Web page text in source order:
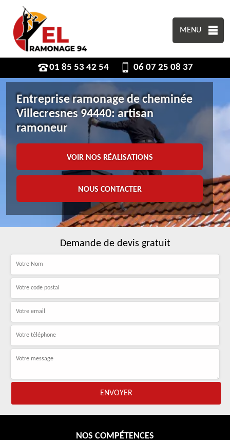
MENU
01 85 53 42 54 06 07 25 08 37
Entreprise ramonage de cheminée
Villecresnes 94440: artisan
ramoneur
VOIR NOS RÉALISATIONS
NOUS CONTACTER
Demande de devis gratuit
NOS COMPÉTENCES